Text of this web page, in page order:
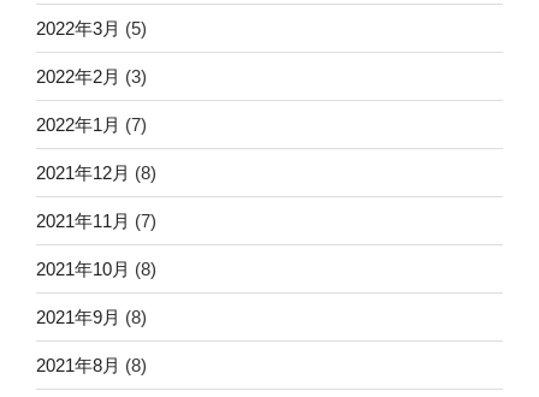
2022年3月 (5)
2022年2月 (3)
2022年1月 (7)
2021年12月 (8)
2021年11月 (7)
2021年10月 (8)
2021年9月 (8)
2021年8月 (8)